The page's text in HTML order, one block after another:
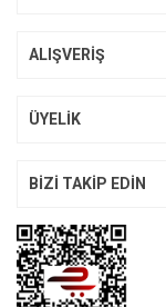
ALIŞVERİŞ
ÜYELİK
BİZİ TAKİP EDİN